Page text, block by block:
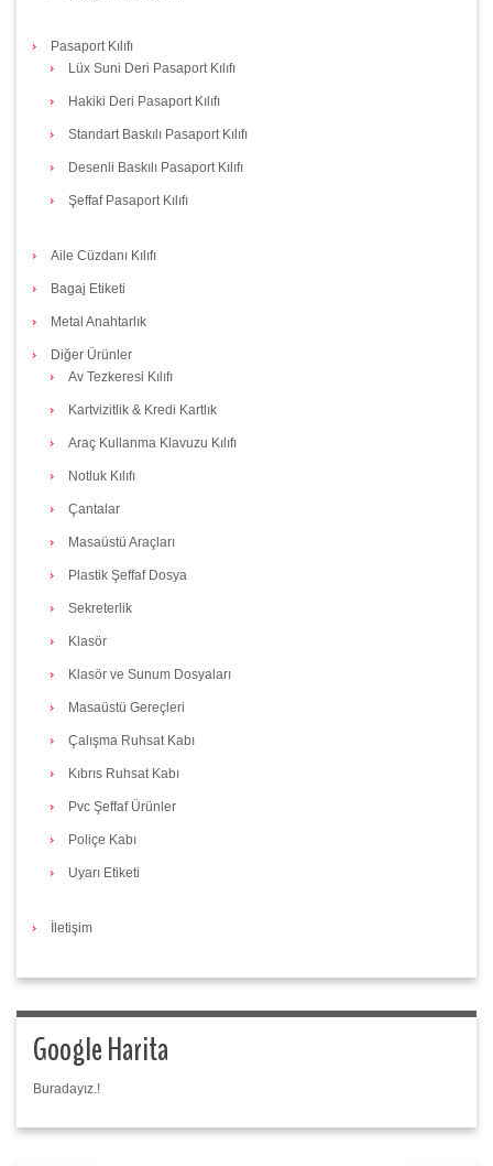
Pasaport Kılıfı
Lüx Suni Deri Pasaport Kılıfı
Hakiki Deri Pasaport Kılıfı
Standart Baskılı Pasaport Kılıfı
Desenli Baskılı Pasaport Kılıfı
Şeffaf Pasaport Kılıfı
Aile Cüzdanı Kılıfı
Bagaj Etiketi
Metal Anahtarlık
Diğer Ürünler
Av Tezkeresi Kılıfı
Kartvizitlik & Kredi Kartlık
Araç Kullanma Klavuzu Kılıfı
Notluk Kılıfı
Çantalar
Masaüstü Araçları
Plastik Şeffaf Dosya
Sekreterlik
Klasör
Klasör ve Sunum Dosyaları
Masaüstü Gereçleri
Çalışma Ruhsat Kabı
Kıbrıs Ruhsat Kabı
Pvc Şeffaf Ürünler
Poliçe Kabı
Uyarı Etiketi
İletişim
Google Harita
Buradayız.!